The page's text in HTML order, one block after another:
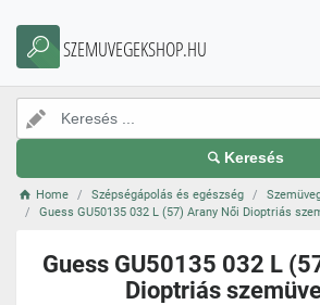
SZEMUVEGEKSHOP.HU
Keresés
Home Szépségápolás és egészség
Guess GU50135 032 L (57) Arany Női Dioptriás
Guess GU50135 032 L
Dioptriás